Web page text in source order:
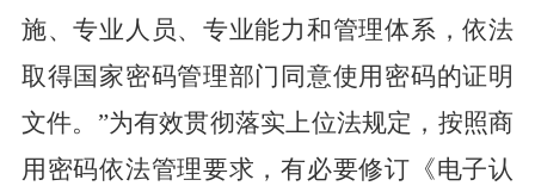
施、专业人员、专业能力和管理体系，依法
取得国家密码管理部门同意使用密码的证明
文件。”为有效贯彻落实上位法规定， 按照商
用密码依法管理要求，有必要修订 《电子认